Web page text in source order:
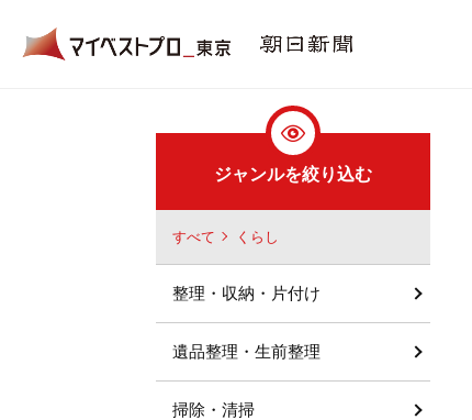
ジャンルを絞り込む
すべて くらし
整理・収納・片付け
遺品整理・生前整理
掃除・清掃